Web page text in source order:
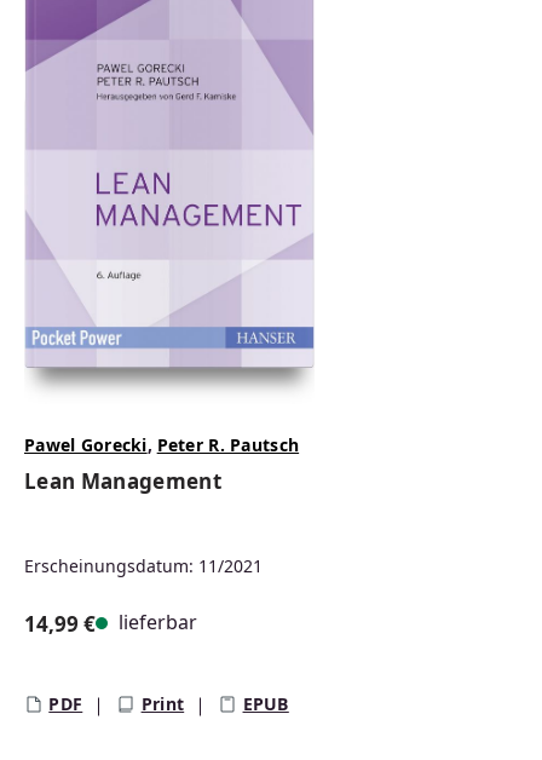
Pawel Gorecki, Peter R. Pautsch
Lean Management
Erscheinungsdatum: 11/2021
14,99 € lieferbar
PDF Print EPUB